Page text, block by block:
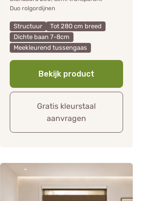
Duo rolgordijnen
Structuur
Tot 280 cm breed
Dichte baan 7-8cm
Meekleurend tussengaas
Bekijk product
Gratis kleurstaal
aanvragen